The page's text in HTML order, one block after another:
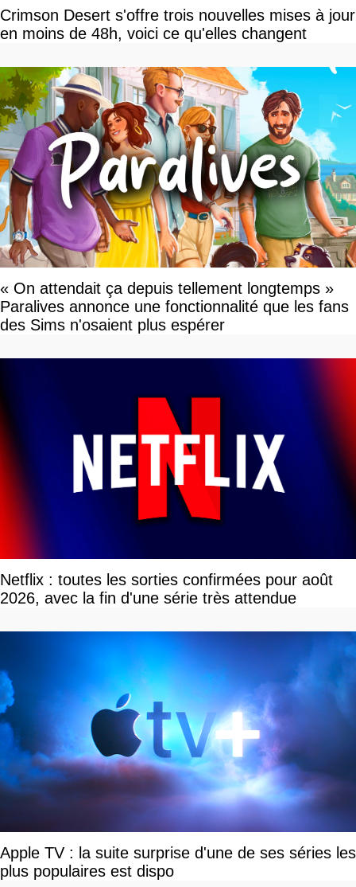
Crimson Desert s'offre trois nouvelles mises à jour
en moins de 48h, voici ce qu'elles changent
« On attendait ça depuis tellement longtemps »
Paralives annonce une fonctionnalité que les fans
des Sims n'osaient plus espérer
Netflix : toutes les sorties confirmées pour août
2026, avec la fin d'une série très attendue
Apple TV : la suite surprise d'une de ses séries les
plus populaires est dispo